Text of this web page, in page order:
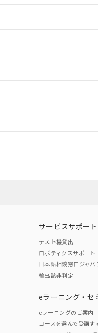
O
サービスサポート
テスト機貸出
ロボティクスサポート
日本語相談窓口ジャパ
輸出該非判定
eラーニング・セ
eラーニングのご案内
コースを選んで受講す